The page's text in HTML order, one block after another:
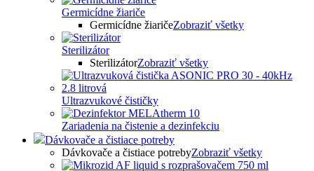
Germicídne žiariče
Germicídne žiaričeZobraziť všetky
Sterilizátor
SterilizátorZobraziť všetky
Ultrazvukové čističky
Zariadenia na čistenie a dezinfekciu
Dávkovače a čistiace potreby
Dávkovače a čistiace potrebyZobraziť všetky